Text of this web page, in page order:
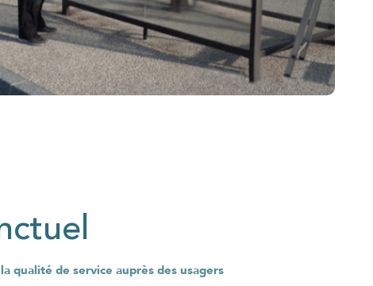
qualité de service auprès des usagers